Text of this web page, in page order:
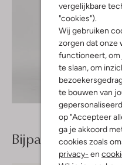
vergelijkbare
"cookies").
Wij gebruiken
zorgen dat onze
functioneert,
te slaan, om
te bouwen van
op "Accepteer
ga je akkoord
cookies zoals
privacy- en
Ontdek de look
Bijpassende